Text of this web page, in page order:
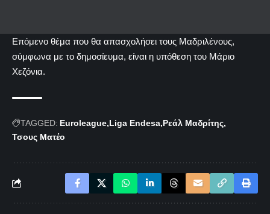
Επόμενο θέμα που θα απασχολήσει τους Μαδριλένους,
σύμφωνα με το δημοσίευμα, είναι η υπόθεση του Μάριο
Χεζόνια.
TAGGED: Euroleague Liga Endesa Ρεάλ Μαδρίτης
Τσους Ματέο